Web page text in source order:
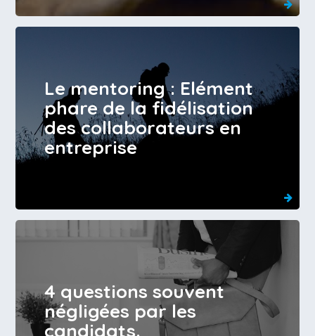
Le mentoring : Elément
phare de la fidélisation
des collaborateurs en
entreprise
4 questions souvent
négligées par les
candidats.